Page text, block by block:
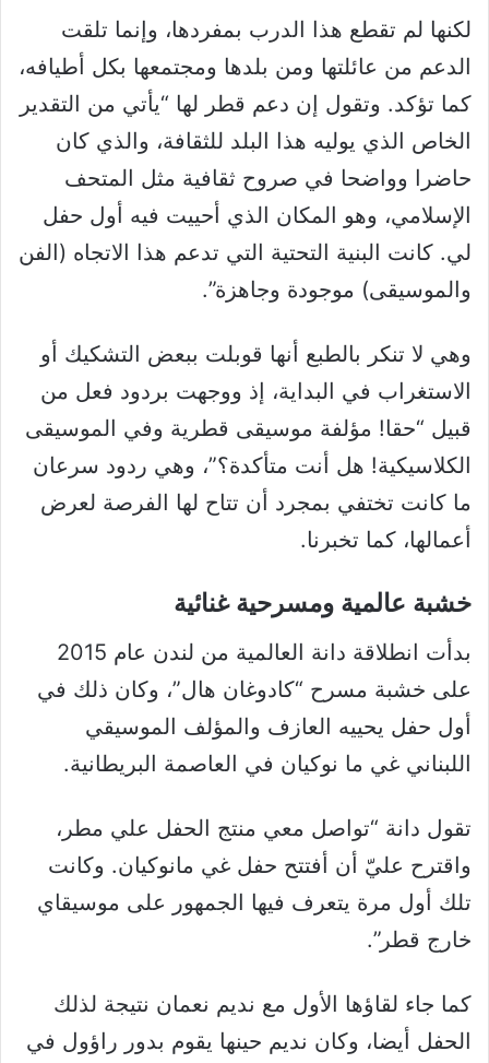
لكنها لم تقطع هذا الدرب بمفردها، وإنما تلقت
الدعم من عائلتها ومن بلدها ومجتمعها بكل أطيافه،
كما تؤكد. وتقول إن دعم قطر لها “يأتي من التقدير
الخاص الذي يوليه هذا البلد للثقافة، والذي كان
حاضرا وواضحا في صروح ثقافية مثل المتحف
الإسلامي، وهو المكان الذي أحييت فيه أول حفل
لي. كانت البنية التحتية التي تدعم هذا الاتجاه (الفن
والموسيقى) موجودة وجاهزة”.
وهي لا تنكر بالطبع أنها قوبلت ببعض التشكيك أو
الاستغراب في البداية، إذ ووجهت بردود فعل من
قبيل “حقا! مؤلفة موسيقى قطرية وفي الموسيقى
الكلاسيكية! هل أنت متأكدة؟”، وهي ردود سرعان
ما كانت تختفي بمجرد أن تتاح لها الفرصة لعرض
أعمالها، كما تخبرنا.
خشبة عالمية ومسرحية غنائية
بدأت انطلاقة دانة العالمية من لندن عام 2015
على خشبة مسرح “كادوغان هال”، وكان ذلك في
أول حفل يحييه العازف والمؤلف الموسيقي
اللبناني غي ما نوكيان في العاصمة البريطانية.
تقول دانة “تواصل معي منتج الحفل علي مطر،
واقترح عليّ أن أفتتح حفل غي مانوكيان. وكانت
تلك أول مرة يتعرف فيها الجمهور على موسيقاي
خارج قطر”.
كما جاء لقاؤها الأول مع نديم نعمان نتيجة لذلك
الحفل أيضا، وكان نديم حينها يقوم بدور راؤول في